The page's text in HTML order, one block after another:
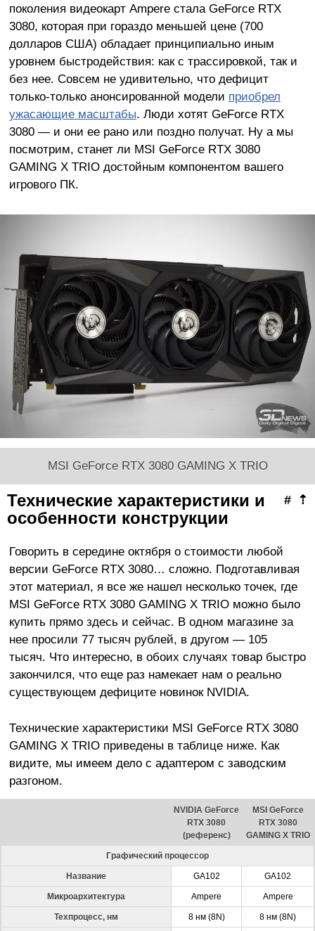
поколения видеокарт Ampere стала GeForce RTX
3080, которая при гораздо меньшей цене (700
долларов США) обладает принципиально иным
уровнем быстродействия: как с трассировкой, так и
без нее. Совсем не удивительно, что дефицит
только-только анонсированной модели приобрел
ужасающие масштабы. Люди хотят GeForce RTX
3080 — и они ее рано или поздно получат. Ну а мы
посмотрим, станет ли MSI GeForce RTX 3080
GAMING X TRIO достойным компонентом вашего
игрового ПК.
MSI GeForce RTX 3080 GAMING X TRIO
⇡
#
Технические характеристики и
особенности конструкции
Говорить в середине октября о стоимости любой
версии GeForce RTX 3080… сложно. Подготавливая
этот материал, я все же нашел несколько точек, где
MSI GeForce RTX 3080 GAMING X TRIO можно было
купить прямо здесь и сейчас. В одном магазине за
нее просили 77 тысяч рублей, в другом — 105
тысяч. Что интересно, в обоих случаях товар быстро
закончился, что еще раз намекает нам о реально
существующем дефиците новинок NVIDIA.
Технические характеристики MSI GeForce RTX 3080
GAMING X TRIO приведены в таблице ниже. Как
видите, мы имеем дело с адаптером с заводским
разгоном.
NVIDIA GeForce
RTX 3080
(референс)
MSI GeForce
RTX 3080
GAMING X TRIO
Графический процессор
Название GA102 GA102
Микроархитектура Ampere Ampere
Техпроцесс, нм 8 нм (8N) 8 нм (8N)